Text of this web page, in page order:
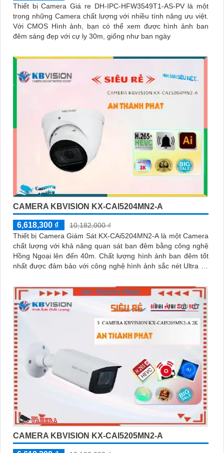
Thiết bị Camera Giá re DH-IPC-HFW3549T1-AS-PV là một
trong những Camera chất lượng với nhiều tính năng ưu việt.
Với CMOS Hình ảnh, bạn có thể xem được hình ảnh ban
đêm sáng đẹp với cự ly 30m, giống như ban ngày
CAMERA KBVISION KX-CAI5204MN2-A
6,618,300 ₫
10,182,000 ₫
Thiết bị Camera Giám Sát KX-CAi5204MN2-A là một Camera
chất lượng với khả năng quan sát ban đêm bằng công nghệ
Hồng Ngoại lên đến 40m. Chất lượng hình ảnh ban đêm tốt
nhất được đảm bảo với công nghệ hình ảnh sắc nét Ultra 4k
CAMERA KBVISION KX-CAI5205MN2-A